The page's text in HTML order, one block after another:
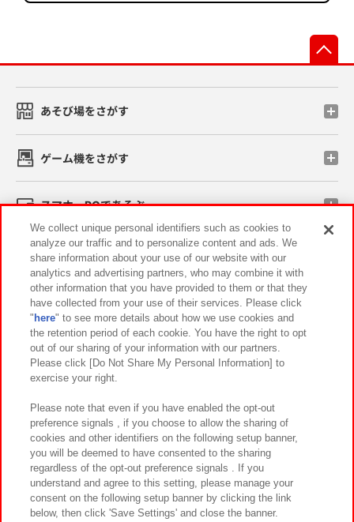
あそび場をさがす
ゲーム機をさがす
スマホ・PCであそぶ
イベント・キャンペーン
関連会社 サステナビリティ サイトポリシー
プライバシーポリシー ウェブアクセシビリティ方針と検証結果
お取引先さまとともに
カスタマーハラスメント対応方針 よくあるご質問・お問い合わせ
We collect unique personal identifiers such as cookies to
analyze our traffic and to personalize content and ads. We
share information about your use of our website with our
analytics and advertising partners, who may combine it with
other information that you have provided to them or that they
have collected from your use of their services. Please click
" here" to see more details about how we use cookies and
the retention period of each cookie. You have the right to opt
out of our sharing of your information with our partners.
Please click [Do Not Share My Personal Information] to
exercise your right.
Please note that even if you have enabled the opt-out
preference signals , if you choose to allow the sharing of
cookies and other identifiers on the following setup banner,
you will be deemed to have consented to the sharing
regardless of the opt-out preference signals . If you
understand and agree to this setting, please manage your
consent on the following setup banner by clicking the link
below, then click 'Save Settings' and close the banner.